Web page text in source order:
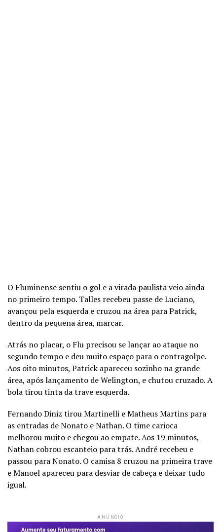
O Fluminense sentiu o gol e a virada paulista veio ainda
no primeiro tempo. Talles recebeu passe de Luciano,
avançou pela esquerda e cruzou na área para Patrick,
dentro da pequena área, marcar.
Atrás no placar, o Flu precisou se lançar ao ataque no
segundo tempo e deu muito espaço para o contragolpe.
Aos oito minutos, Patrick apareceu sozinho na grande
área, após lançamento de Welington, e chutou cruzado. A
bola tirou tinta da trave esquerda.
Fernando Diniz tirou Martinelli e Matheus Martins para
as entradas de Nonato e Nathan. O time carioca
melhorou muito e chegou ao empate. Aos 19 minutos,
Nathan cobrou escanteio para trás. André recebeu e
passou para Nonato. O camisa 8 cruzou na primeira trave
e Manoel apareceu para desviar de cabeça e deixar tudo
igual.
ANÚNCIO